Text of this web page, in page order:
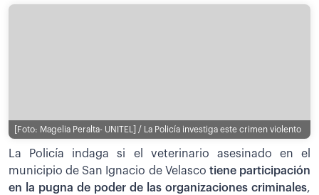
[Foto: Magelia Peralta- UNITEL] / La Policía investiga este crimen violento
La Policía indaga si el veterinario asesinado en el
municipio de San Ignacio de Velasco tiene participación
en la pugna de poder de las organizaciones criminales,